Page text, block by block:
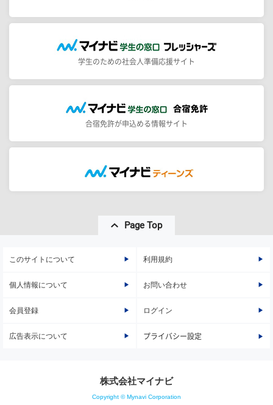
学生のための社会人準備応援サイト
合宿免許が申込める情報サイト
Page Top
このサイトについて 利用規約
個人情報について お問い合わせ
会員登録 ログイン
広告表示について プライバシー設定
株式会社マイナビ
Copyright © Mynavi Corporation